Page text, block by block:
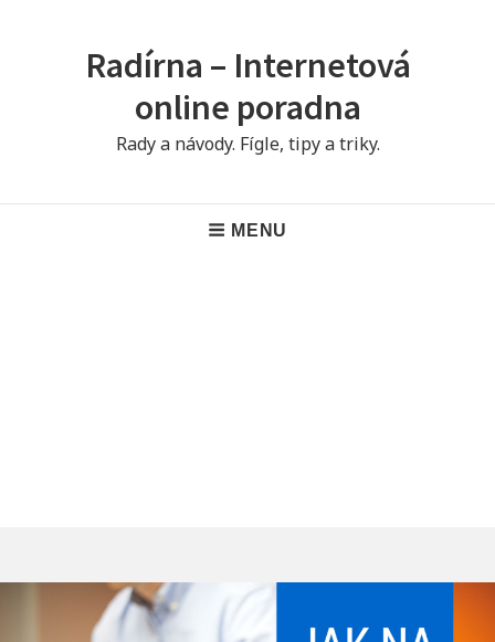
Radírna – Internetová
online poradna
Rady a návody. Fígle, tipy a triky.
MENU